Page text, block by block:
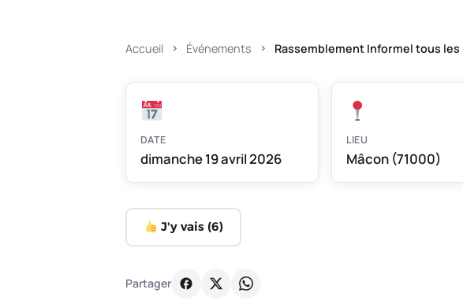
Accueil Événements Rassemblement Informel tous les
DATE
dimanche 19 avril 2026
LIEU
Mâcon (71000)
J'y vais (6)
Partager